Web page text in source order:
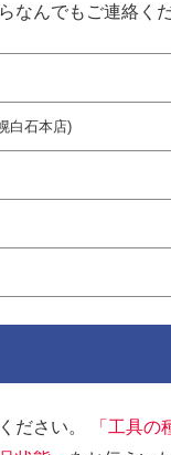
なんでもご連絡くだ
白石本店)
ださい。
「工具の